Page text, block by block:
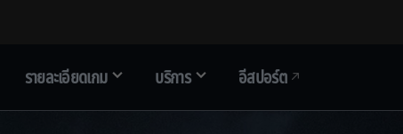
รายละเอียดเกม บริการ อีสปอร์ต